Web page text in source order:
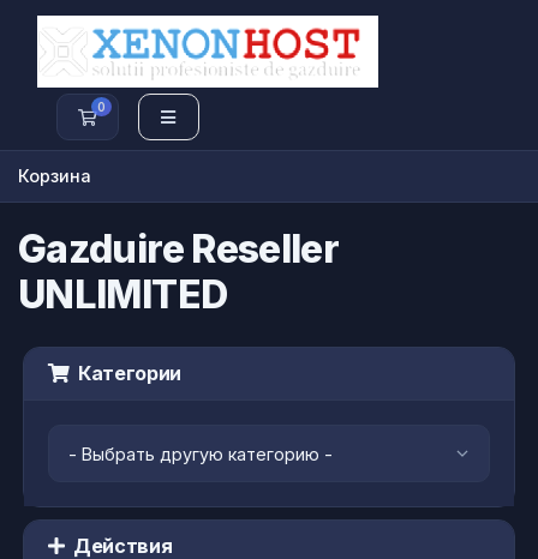
0
Корзина
Корзина
Gazduire Reseller
UNLIMITED
Категории
Действия